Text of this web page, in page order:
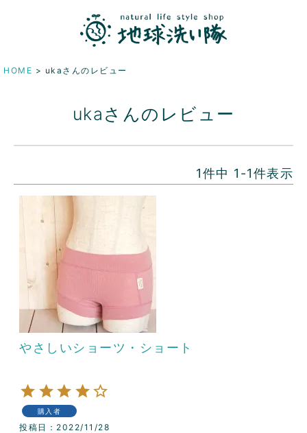
HOME ukaさんのレビュー
ukaさんのレビュー
1件中 1 -1件表示
やさしいショーツ・ショート
購入者
投稿日 2022/11/28